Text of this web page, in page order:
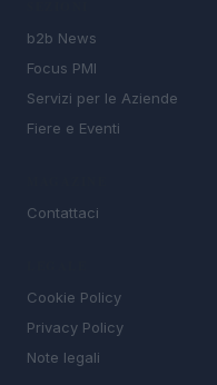
b2b News
Focus PMI
Servizi per le Aziende
Fiere e Eventi
Contattaci
Cookie Policy
Privacy Policy
Note legali